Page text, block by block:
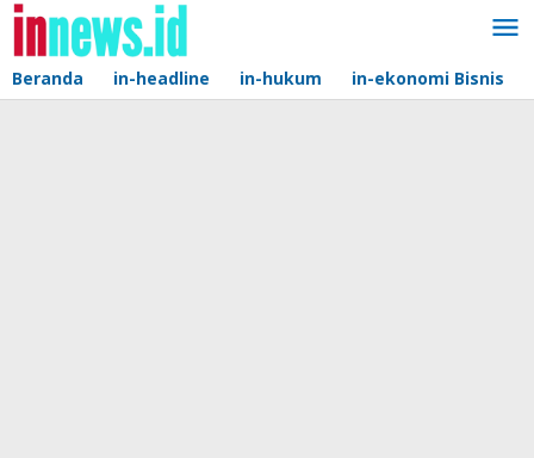
Lewati
konten
Beranda in-headline in-hukum in-ekonomi Bisnis